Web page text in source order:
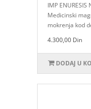
IMP ENURESIS
Medicinski
mokrenja kod
4.300,00 Din
DODAJ U